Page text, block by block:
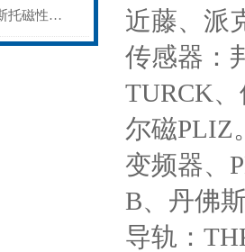
浅述FESTO费斯托磁性开关所具备的主要功能
近藤、派
传感器：
TURCK
尔磁PLIZ
变频器、
B、丹佛
导轨：